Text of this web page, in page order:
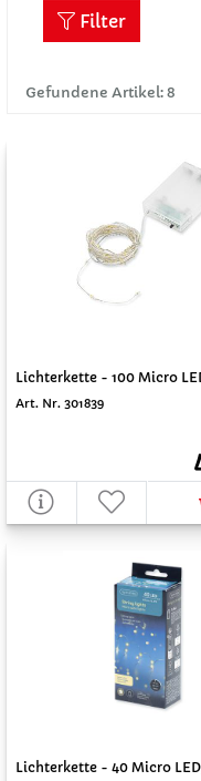
Gefundene Artikel: 8
Filter
Lichterkette - 100 Micro
Art. Nr. 301839
Lichterkette - 40 Micro